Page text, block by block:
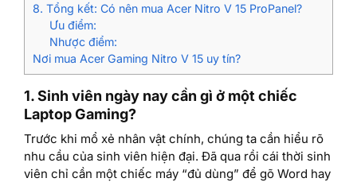
8. Tổng kết: Có nên mua Acer Nitro V 15 ProPanel?
Ưu điểm:
Nhược điểm:
Nơi mua Acer Gaming Nitro V 15 uy tín?
1. Sinh viên ngày nay cần gì ở một chiếc
Laptop Gaming?
Trước khi mổ xẻ nhân vật chính, chúng ta cần hiểu rõ
nhu cầu của sinh viên hiện đại. Đã qua rồi cái thời sinh
viên chỉ cần một chiếc máy “đủ dùng” để gõ Word hay